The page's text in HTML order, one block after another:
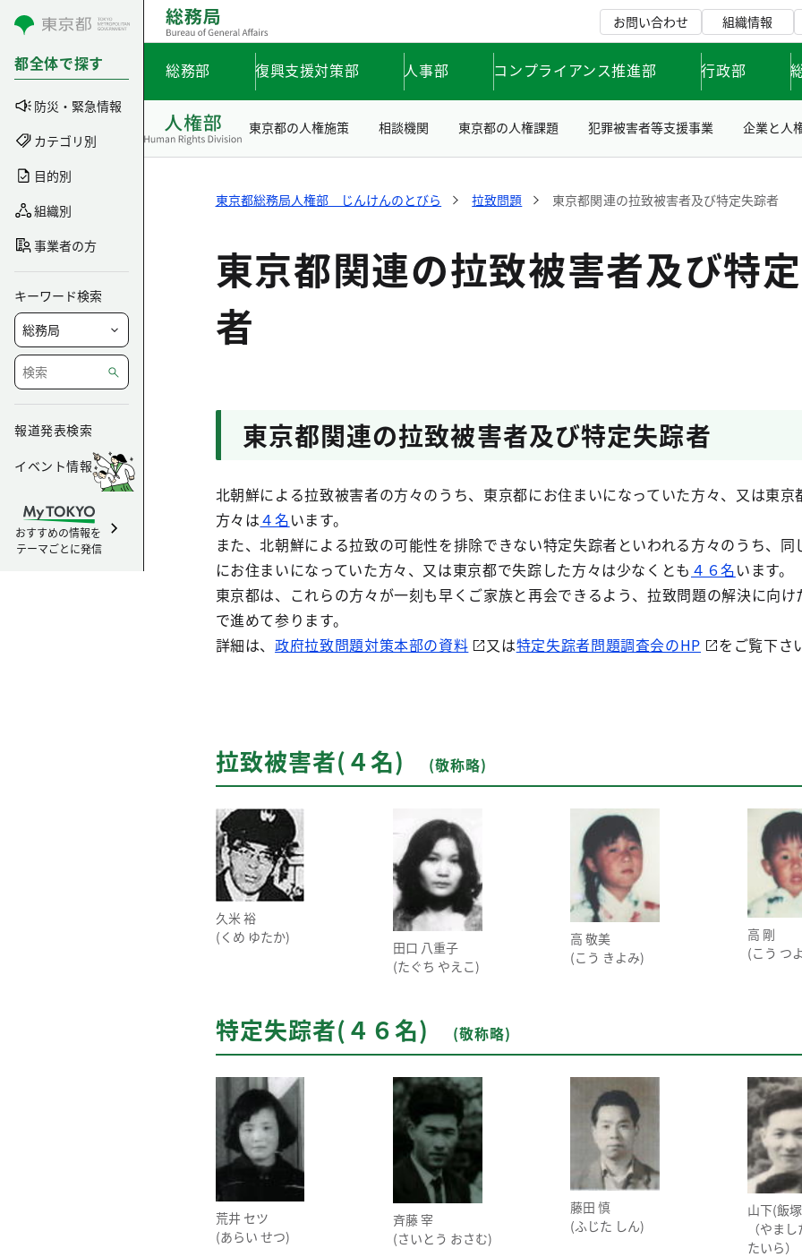
コンテンツにスキップ
都全体で探す
防災・緊急情報
カテゴリ別
目的別
組織別
事業者の方
キーワード検索
報道発表検索
イベント情報
おすすめの情報を
テーマごとに発信
お問い合わせ 組織情報
総務部 復興支援対策部 人事部 コンプライアンス推進部 行政部
東京都の人権施策 相談機関 東京都の人権課題 犯罪被害者等支援事業 企業と人
東京都総務局人権部 じんけんのとびら 拉致問題 東京都関連の拉致被害者及び特定失踪者
東京都関連の拉致被害者及び特
者
東京都関連の拉致被害者及び特定失踪者
北朝鮮による拉致被害者の方々のうち、東京都にお住まいになっていた方々、又は東京
方々は４名います。
また、北朝鮮による拉致の可能性を排除できない特定失踪者といわれる方々のうち、同
にお住まいになっていた方々、又は東京都で失踪した方々は少なくとも ４６名います。
東京都は、これらの方々が一刻も早くご家族と再会できるよう、拉致問題の解決に向け
で進めて参ります。
詳細は、政府拉致問題対策本部の資料 又は特定失踪者問題調査会のHP をご覧下さ
拉致被害者(４名) (敬称略)
久米 裕
(くめ ゆたか)
田口 八重子
(たぐち やえこ)
高 敬美
(こう きよみ)
高 剛
(こう つ
特定失踪者(４６名) (敬称略)
荒井 セツ
(あらい せつ)
斉藤 宰
(さいとう おさむ)
藤田 慎
(ふじた しん)
山下(飯
（やま
たいら）